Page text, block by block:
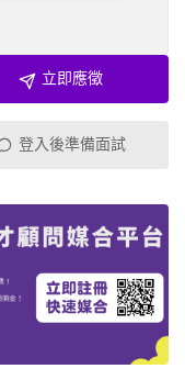
立即應徵
登入後準備面試